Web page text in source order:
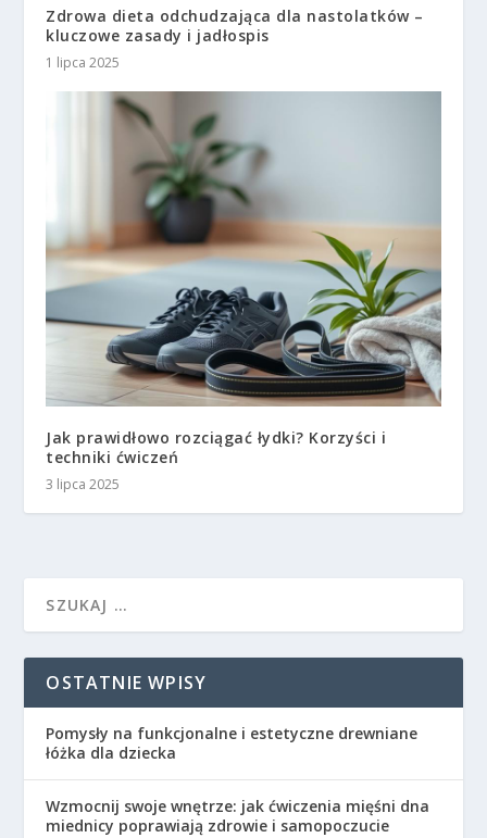
Zdrowa dieta odchudzająca dla nastolatków –
kluczowe zasady i jadłospis
1 lipca 2025
Jak prawidłowo rozciągać łydki? Korzyści i
techniki ćwiczeń
3 lipca 2025
OSTATNIE WPISY
Pomysły na funkcjonalne i estetyczne drewniane
łóżka dla dziecka
Wzmocnij swoje wnętrze: jak ćwiczenia mięśni dna
miednicy poprawiają zdrowie i samopoczucie